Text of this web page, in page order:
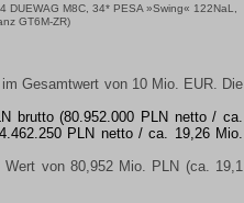
DUEWAG M8C , 34* PESA »Swing« 122NaL,
GT6M-ZR)
Gesamtwert von 10 Mio. EUR. Die
brutto (80.952.000 PLN netto / ca.
PLN netto / ca. 19,26 Mio.
von 80,952 Mio. PLN (ca. 19,1